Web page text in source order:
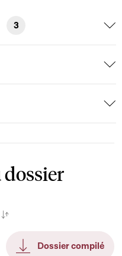
3
Dossier compilé